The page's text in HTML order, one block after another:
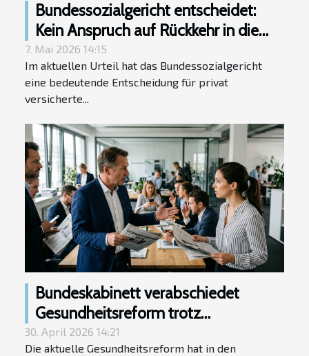
Bundessozialgericht entscheidet:
Kein Anspruch auf Rückkehr in die
gesetzliche Krankenversicherung
trotz reduziertem Gehalt unterhalb
der Jahresarbeitsentgeltgrenze.
7. Mai 2026 14:15
Im aktuellen Urteil hat das Bundessozialgericht
eine bedeutende Entscheidung für privat
versicherte...
Bundeskabinett verabschiedet
Gesundheitsreform trotz
umfangreicher Kritik
30. April 2026 14:21
Die aktuelle Gesundheitsreform hat in den